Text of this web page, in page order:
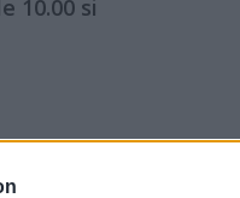
10.00 si